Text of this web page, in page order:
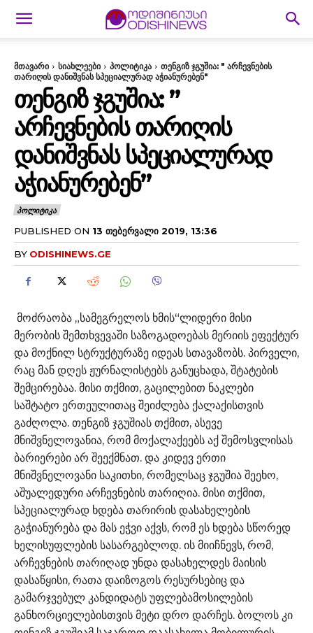
მთავარი სიახლეები პოლიტიკა
თენგიზ ჯგუშია: " არჩევნების
თარიღის დანიშვნას სპეციალურად აჭიანურებენ"
ᲗᲔᲜᲒᲘᲖ ᲯᲒᲣᲨᲘᲐ: ”
ᲐᲠᲩᲔᲕᲜᲔᲑᲘᲡ ᲗᲐᲠᲘᲦᲘᲡ
ᲓᲐᲜᲘᲨᲕᲜᲐᲡ ᲡᲞᲔᲪᲘᲐᲚᲣᲠᲐᲓ
ᲐᲭᲘᲐᲜᲣᲠᲔᲑᲔᲜ”
ᲞᲝᲚᲘᲢᲘᲙᲐ
PUBLISHED ON 13 ᲗᲔᲑᲔᲠᲕᲐᲚᲘ 2019, 13:36
BY ODISHINEWS.GE
მოძრაობა „სამეგრელოს ხმის“ლიდერი მისი
მერობის შემთხვევაში საზოგადოებას მერიის ეფექტურ
და მოქნილ სტრუქტურაზე იდეას სთავაზობს. პირველი,
რაც მან დღეს ჟურნალისტებს განუცხადა, შტატების
შემცირებაა. მისი თქმით, გაცილებით ნაკლები
საშტატო ერთეულითაც შეიძლება ქალაქისთვის
გაძღოლა. თენგიზ ჯგუშიას თქმით, ასევე
მნიშვნელოვანია, რომ მოქალაქეებს აქ შემოსვლისას
ბარიერები არ შეექმნათ. და კიდევ ერთი
მნიშვნელოვანი საკითხი, რომელსაც ჯგუშია შეეხო,
აშუალედური არჩევნების თარიღია. მისი თქმით,
სპეციალურად ხდება თარირის დასახელების
გაჭიანურება და მას ეჭვი აქვს, რომ ეს ხდება სწორედ
ხელისუფლების სასარგებლოდ. ის მიიჩნევს, რომ,
არჩევნების თარიღად უნდა დასახელდეს მაისის
დასაწყისი, რათა დაიზოგოს რესურსებიც და
გამარჯვებულ კანდიდატს უფლებამოსილების
განხორციელებისთვის მეტი დრო დარჩეს. ბოლოს კი